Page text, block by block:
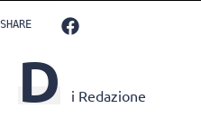
SHARE
D i Redazione